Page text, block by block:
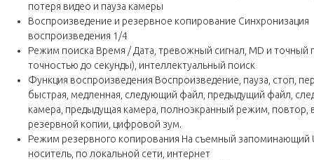
потеря видео и пауза камеры
Воспроизведение и резервное копирование Синхронизация
воспроизведения 1/4
Режим поиска Время / Дата, тревожный сигнал, MD и точный
точностью до секунды), интеллектуальный поиск
Функция воспроизведения Воспроизведение, пауза, стоп,
быстрая, медленная, следующий файл, предыдущий файл,
камера, предыдущая камера, полноэкранный режим, повтор,
резервной копии, цифровой зум.
Режим резервного копирования На съемный запоминающий
носитель, по локальной сети, интернет